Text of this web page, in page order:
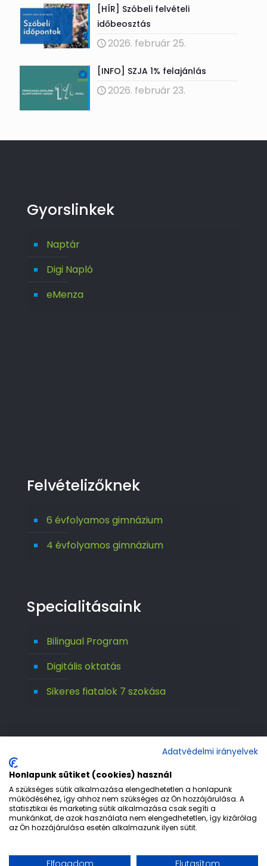
[HÍR] Szóbeli felvételi
időbeosztás
2026. február 25.
[INFO] SZJA 1% felajánlás
2026. február 23.
Gyorslinkek
Naptár
Digi Napló
eMenza
Felvételizőknek
6 évfolyamos gimnázium
4 évfolyamos gimnázium
Specialitásaink
Bilingual Program
Digitális oktatás
Sikeres fiatalok 7 szokása
© 1992-2026 Európa 2000 Gimnázium. All
Rights Reserved.
Etika
Adatvédelem
Jogi nyilatkozat
Adatvédelmi irányelvek
Honlapunk sütiket (cookies) használ
A szükséges sütik alkalmazása elengedhetetlen a honlapunk
működéséhez, így ahhoz nem szükséges az Ön hozzájárulása. A
statisztikai és marketing sütik alkalmazása csak segíti a
munkánkat, de azok használata nem elengedhetetlen, így kizárólag
az Ön hozzájárulása esetén alkalmazunk ilyen sütit.